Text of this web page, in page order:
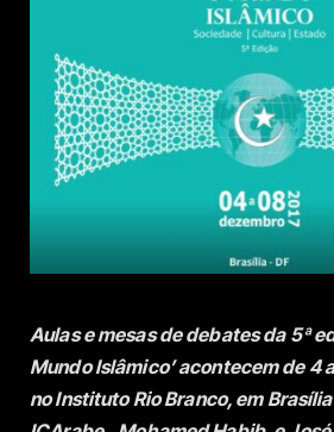
Aulas e mesas de debates da 5ª
Mundo Islâmico’ acontecem de 4
no Instituto Rio Branco, em